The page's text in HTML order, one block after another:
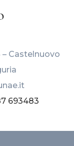
– Castelnuovo
693483